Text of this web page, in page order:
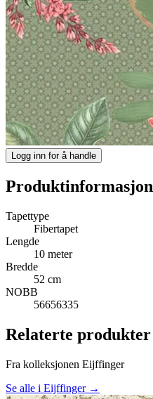
Logg inn for å handle
Produktinformasjon
Tapettype
Fibertapet
Lengde
10 meter
Bredde
52 cm
NOBB
56656335
Relaterte produkter
Fra kolleksjonen Eijffinger
Se alle i Eijffinger →